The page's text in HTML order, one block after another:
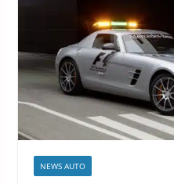
NEWS AUTO